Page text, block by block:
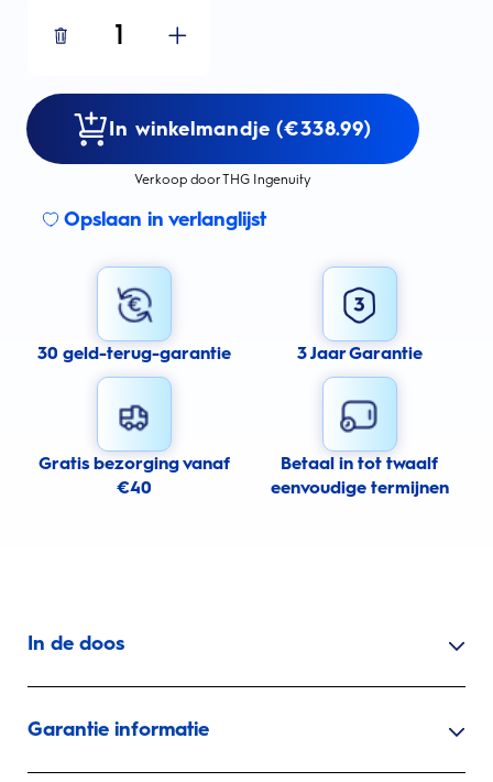
1
In winkelmandje (€338.99)
Verkoop door THG Ingenuity
Opslaan in verlanglijst
30 geld-terug-garantie 3 Jaar Garantie
Gratis bezorging vanaf
€40
Betaal in tot twaalf
eenvoudige termijnen
In de doos
Garantie informatie